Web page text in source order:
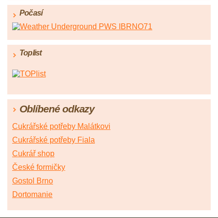
Počasí
Toplist
Oblíbené odkazy
Cukrářské potřeby Malátkovi
Cukrářské potřeby Fiala
Cukrář shop
České formičky
Gostol Brno
Dortomanie